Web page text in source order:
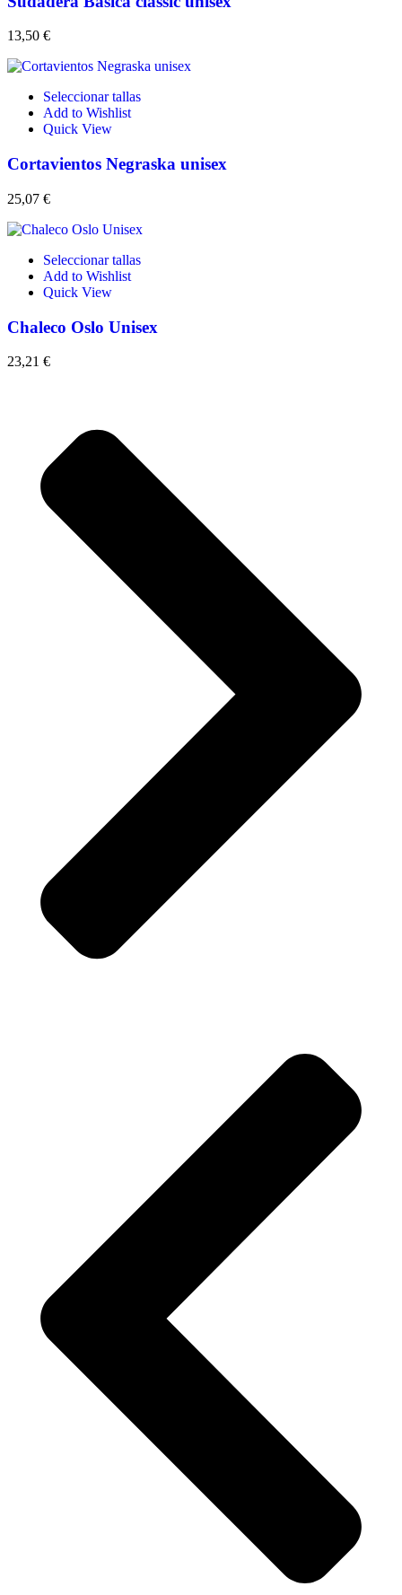
13,50 €
Seleccionar tallas
Add to Wishlist
Quick View
Cortavientos Negraska unisex
25,07 €
Seleccionar tallas
Add to Wishlist
Quick View
Chaleco Oslo Unisex
23,21 €